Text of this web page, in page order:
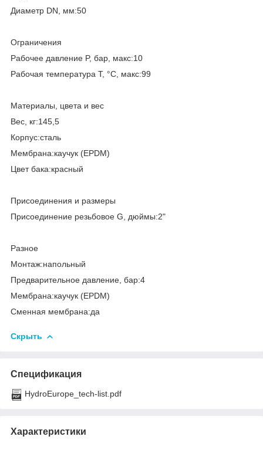
Диаметр DN, мм:50
Ограничения
Рабочее давление P, бар, макс:10
Рабочая температура T, °C, макс:99
Материалы, цвета и вес
Вес, кг:145,5
Корпус:сталь
Мембрана:каучук (EPDM)
Цвет бака:красный
Присоединения и размеры
Присоединение резьбовое G, дюймы:2"
Разное
Монтаж:напольный
Предварительное давление, бар:4
Мембрана:каучук (EPDM)
Сменная мембрана:да
Скрыть
Спецификация
HydroEurope_tech-list.pdf
Характеристики